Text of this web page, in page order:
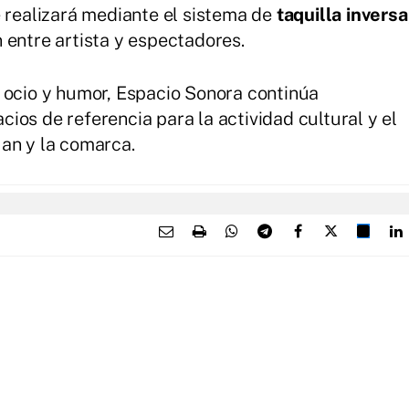
mediante el sistema de taquilla inversa
artista y espectadores.
y humor, Espacio Sonora continúa
de referencia para la actividad cultural y el
y la comarca.